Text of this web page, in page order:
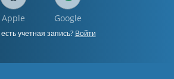
Apple Google
учетная запись? Войти